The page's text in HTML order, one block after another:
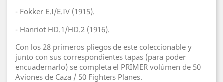
- Fokker E.I/E.IV (1915).
- Hanriot HD.1/HD.2 (1916).
Con los 28 primeros pliegos de este coleccionable y
junto con sus correspondientes tapas (para poder
encuadernarlo) se completa el PRIMER volúmen de 50
Aviones de Caza / 50 Fighters Planes.